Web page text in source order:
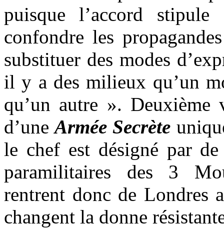
puisque l’accord
confondre les
substituer des modes
il y a des milieux qu’un
qu’un autre ».
d’uneArmée Secrète
le chef est désigné par
paramilitaires des 3
rentrent donc de Londres
changent la donne